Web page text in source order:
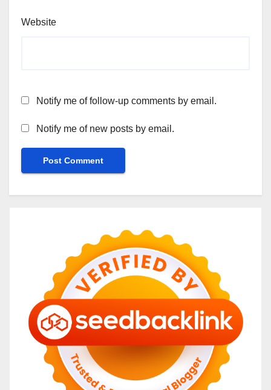
Website
Notify me of follow-up comments by email.
Notify me of new posts by email.